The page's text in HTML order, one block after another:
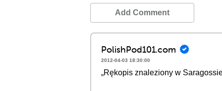
Add Comment
PolishPod101.com
2012-04-03 18:30:00
„Rękopis znaleziony w